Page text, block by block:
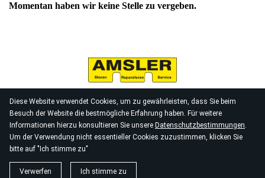
Diese Website verwendet Cookies, um zu gewährleisten, dass Sie beim
Besuch der Website die bestmögliche Erfahrung haben. Für weitere
Informationen hierzu konsultieren Sie unsere Datenschutzbestimmungen.
Um der Verwendung nicht essentieller Cookies zuzustimmen, klicken Sie
bitte auf "Ich stimme zu"
Verwerfen Ich stimme zu
Momentan haben wir keine Stelle zu vergeben.
KONTAKT IMPRESSUM
DATENSCHUTZERKLÄRUNG AGB
© 2026 Amsler Storen GmbH